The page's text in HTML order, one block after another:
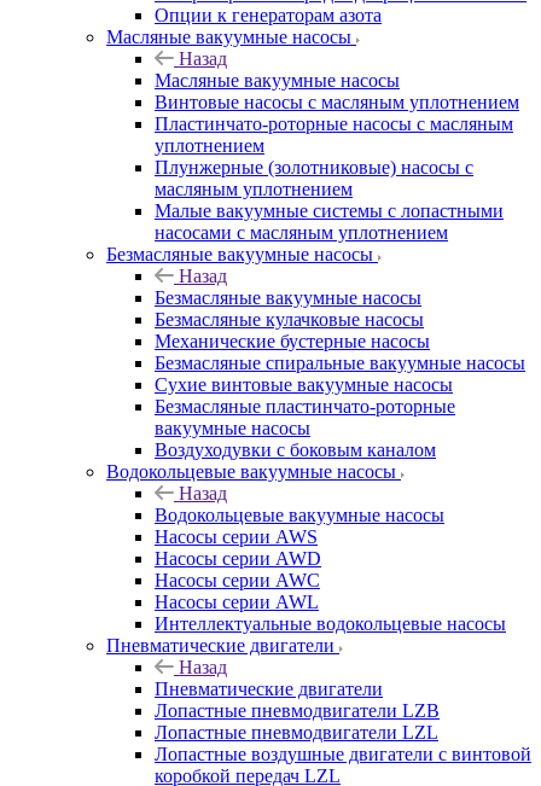
Опции к генераторам азота
Масляные вакуумные насосы
Назад
Масляные вакуумные насосы
Винтовые насосы с масляным уплотнением
Пластинчато-роторные насосы с масляным
уплотнением
Плунжерные (золотниковые) насосы с
масляным уплотнением
Малые вакуумные системы с лопастными
насосами с масляным уплотнением
Безмасляные вакуумные насосы
Назад
Безмасляные вакуумные насосы
Безмасляные кулачковые насосы
Механические бустерные насосы
Безмасляные спиральные вакуумные насосы
Сухие винтовые вакуумные насосы
Безмасляные пластинчато-роторные
вакуумные насосы
Воздуходувки с боковым каналом
Водокольцевые вакуумные насосы
Назад
Водокольцевые вакуумные насосы
Насосы серии AWS
Насосы серии AWD
Насосы серии AWC
Насосы серии AWL
Интеллектуальные водокольцевые насосы
Пневматические двигатели
Назад
Пневматические двигатели
Лопастные пневмодвигатели LZB
Лопастные пневмодвигатели LZL
Лопастные воздушные двигатели с винтовой
коробкой передач LZL